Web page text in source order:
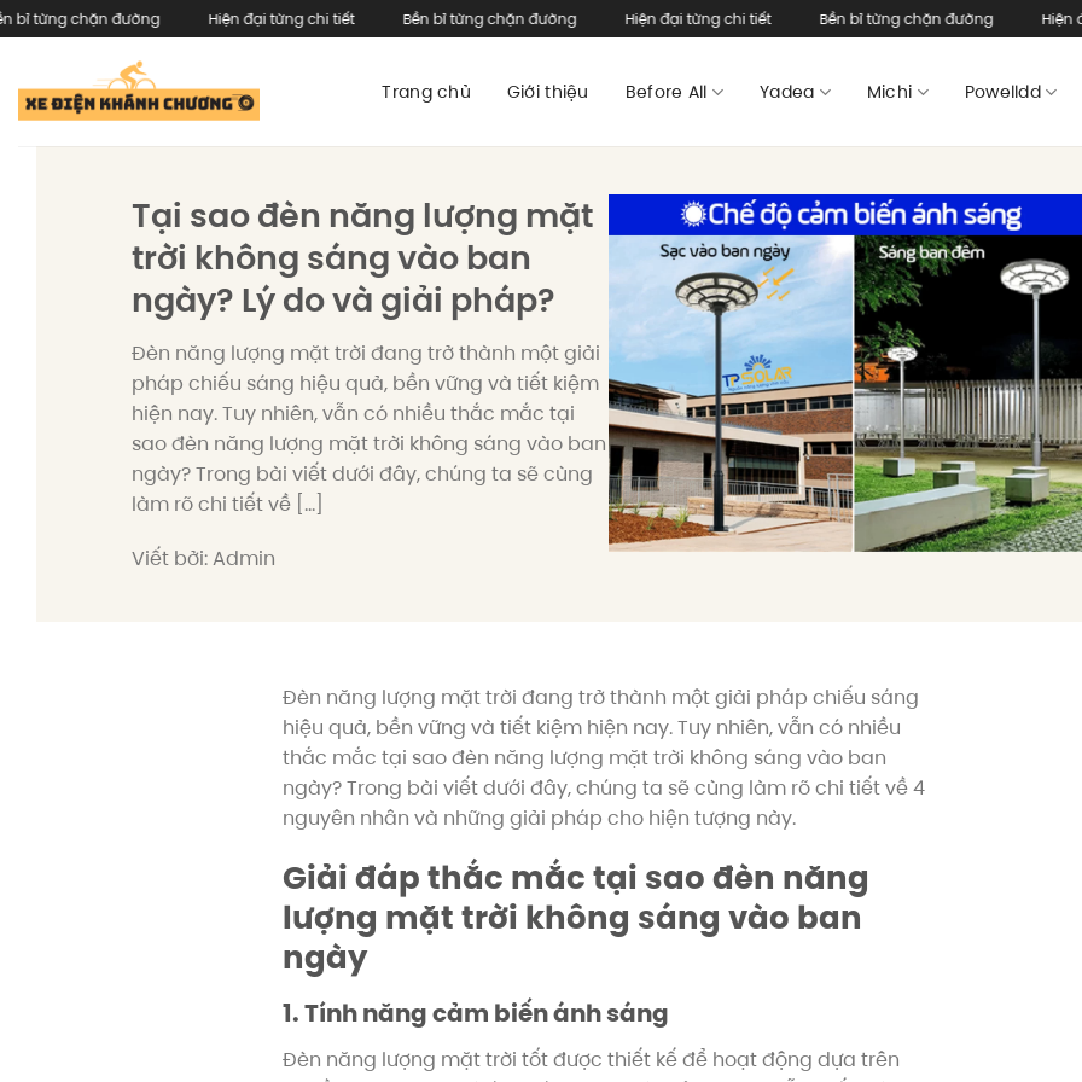
Skip
to
chặn đường Hiện đại từng chi tiết Bền bỉ từng chặn đường Hiện đại từng chi tiết Bền bỉ từng chặn đường Hiện đại từng
Trang chủ Giới thiệu Before All Yadea Michi Powelldd
Tại sao đèn năng lượng mặt
trời không sáng vào ban
ngày? Lý do và giải pháp?
Đèn năng lượng mặt trời đang trở thành một giải
pháp chiếu sáng hiệu quả, bền vững và tiết kiệm
hiện nay. Tuy nhiên, vẫn có nhiều thắc mắc tại
sao đèn năng lượng mặt trời không sáng vào ban
ngày? Trong bài viết dưới đây, chúng ta sẽ cùng
làm rõ chi tiết về […]
Viết bởi: Admin
Đèn năng lượng mặt trời đang trở thành một giải pháp chiếu sáng
hiệu quả, bền vững và tiết kiệm hiện nay. Tuy nhiên, vẫn có nhiều
thắc mắc tại sao đèn năng lượng mặt trời không sáng vào ban
ngày? Trong bài viết dưới đây, chúng ta sẽ cùng làm rõ chi tiết về 4
nguyên nhân và những giải pháp cho hiện tượng này.
Giải đáp thắc mắc tại sao đèn năng
lượng mặt trời không sáng vào ban
ngày
1. Tính năng cảm biến ánh sáng
Đèn năng lượng mặt trời tốt được thiết kế để hoạt động dựa trên